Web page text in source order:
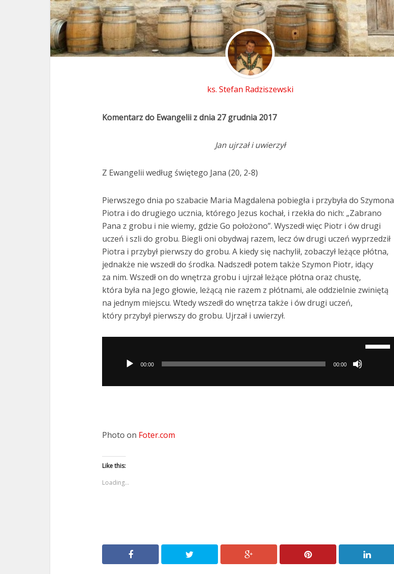
ks. Stefan Radziszewski
Komentarz do Ewangelii z dnia 27 grudnia 2017
Jan ujrzał i uwierzył
Z Ewangelii według świętego Jana (20, 2-8)
Pierwszego dnia po szabacie Maria Magdalena pobiegła i przybyła do Szymona
Piotra i do drugiego ucznia, którego Jezus kochał, i rzekła do nich: „Zabrano
Pana z grobu i nie wiemy, gdzie Go położono”. Wyszedł więc Piotr i ów drugi
uczeń i szli do grobu. Biegli oni obydwaj razem, lecz ów drugi uczeń wyprzedził
Piotra i przybył pierwszy do grobu. A kiedy się nachylił, zobaczył leżące płótna,
jednakże nie wszedł do środka. Nadszedł potem także Szymon Piotr, idący
za nim. Wszedł on do wnętrza grobu i ujrzał leżące płótna oraz chustę,
która była na Jego głowie, leżącą nie razem z płótnami, ale oddzielnie zwiniętą
na jednym miejscu. Wtedy wszedł do wnętrza także i ów drugi uczeń,
który przybył pierwszy do grobu. Ujrzał i uwierzył.
dźwiękowych
00:00 00:00
Photo on Foter.com
Like this:
Loading...